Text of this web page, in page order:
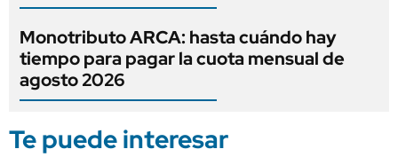
Monotributo ARCA: hasta cuándo hay
tiempo para pagar la cuota mensual de
agosto 2026
Te puede interesar